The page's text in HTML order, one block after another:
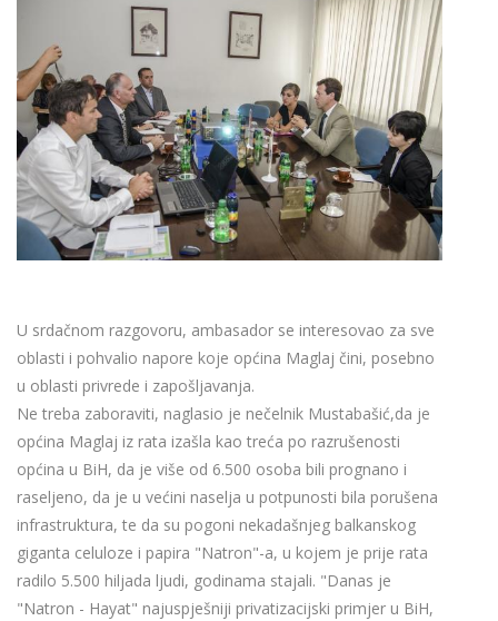
U srdačnom razgovoru, ambasador se interesovao za sve
oblasti i pohvalio napore koje općina Maglaj čini, posebno
u oblasti privrede i zapošljavanja.
Ne treba zaboraviti, naglasio je nečelnik Mustabašić,da je
općina Maglaj iz rata izašla kao treća po razrušenosti
općina u BiH, da je više od 6.500 osoba bili prognano i
raseljeno, da je u većini naselja u potpunosti bila porušena
infrastruktura, te da su pogoni nekadašnjeg balkanskog
giganta celuloze i papira "Natron"-a, u kojem je prije rata
radilo 5.500 hiljada ljudi, godinama stajali. "Danas je
"Natron - Hayat" najuspješniji privatizacijski primjer u BiH,